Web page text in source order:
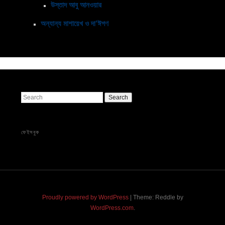
উস্তাদ আবু আনওয়ার
অন্যান্য মাশায়েখ ও দা’ঈগণ
Search
ফেইসবুক
Proudly powered by WordPress | Theme: Reddle by
WordPress.com.